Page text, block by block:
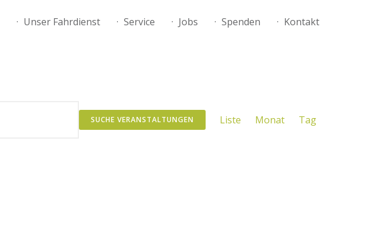
Unser Fahrdienst Service Jobs Spenden Kontakt
SUCHE VERANSTALTUNGEN
Veranstaltung
Liste Monat Tag